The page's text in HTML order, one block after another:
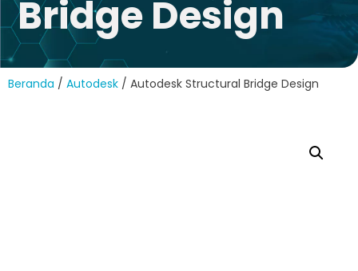
Bridge Design
Beranda / Autodesk / Autodesk Structural Bridge Design